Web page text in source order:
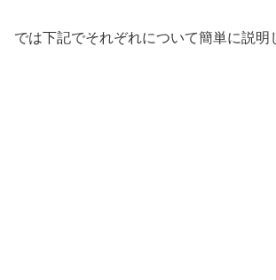
では下記でそれぞれについて簡単に説明